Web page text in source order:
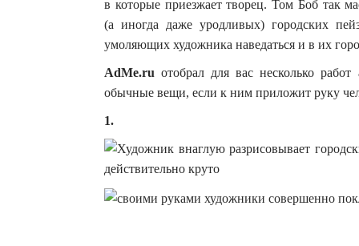
в которые приезжает творец.Том Боб так
(а иногда даже уродливых) городских
умоляющих художника наведаться и в их
AdMe.ru отобрал для вас несколько
обычные вещи, если к ним приложит руку
1.